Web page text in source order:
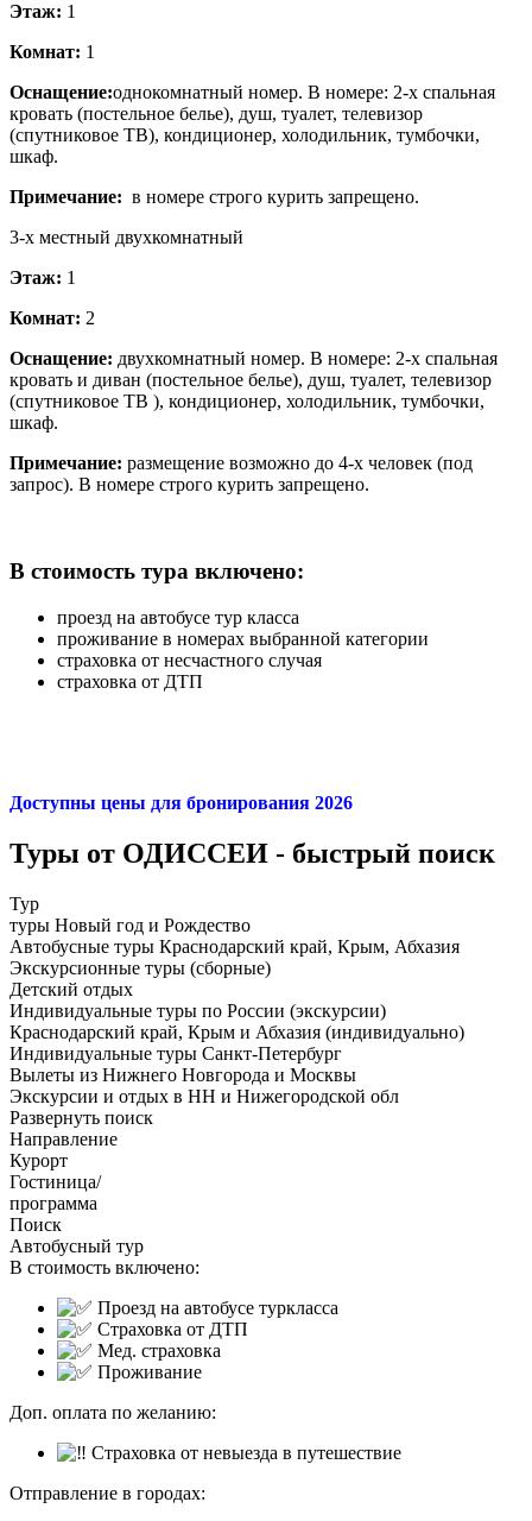
Этаж: 1
Комнат: 1
Оснащение:однокомнатный номер. В номере: 2-х спальная
кровать (постельное белье), душ, туалет, телевизор
(спутниковое ТВ), кондиционер, холодильник, тумбочки,
шкаф.
Примечание: в номере строго курить запрещено.
3-х местный двухкомнатный
Этаж: 1
Комнат: 2
Оснащение: двухкомнатный номер. В номере: 2-х спальная
кровать и диван (постельное белье), душ, туалет, телевизор
(спутниковое ТВ ), кондиционер, холодильник, тумбочки,
шкаф.
Примечание: размещение возможно до 4-х человек (под
запрос). В номере строго курить запрещено.
В стоимость тура включено:
проезд на автобусе тур класса
проживание в номерах выбранной категории
страховка от несчастного случая
страховка от ДТП
Доступны цены для бронирования 2026
Туры от ОДИССЕИ - быстрый поиск
Тур
туры Новый год и Рождество
Автобусные туры Краснодарский край, Крым, Абхазия
Экскурсионные туры (сборные)
Детский отдых
Индивидуальные туры по России (экскурсии)
Краснодарский край, Крым и Абхазия (индивидуально)
Индивидуальные туры Санкт-Петербург
Вылеты из Нижнего Новгорода и Москвы
Экскурсии и отдых в НН и Нижегородской обл
Развернуть поиск
Направление
Курорт
Гостиница/
программа
Поиск
Автобусный тур
В стоимость включено:
Проезд на автобусе туркласса
Страховка от ДТП
Мед. страховка
Проживание
Доп. оплата по желанию:
Страховка от невыезда в путешествие
Отправление в городах: